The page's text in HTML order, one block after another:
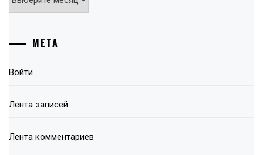
МЕТА
Войти
Лента записей
Лента комментариев